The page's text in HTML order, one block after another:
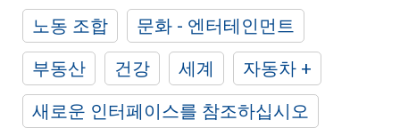
노동 조합
문화 - 엔터테인먼트
부동산
건강 세계
자동차 +
새로운 인터페이스를 참조하십시오